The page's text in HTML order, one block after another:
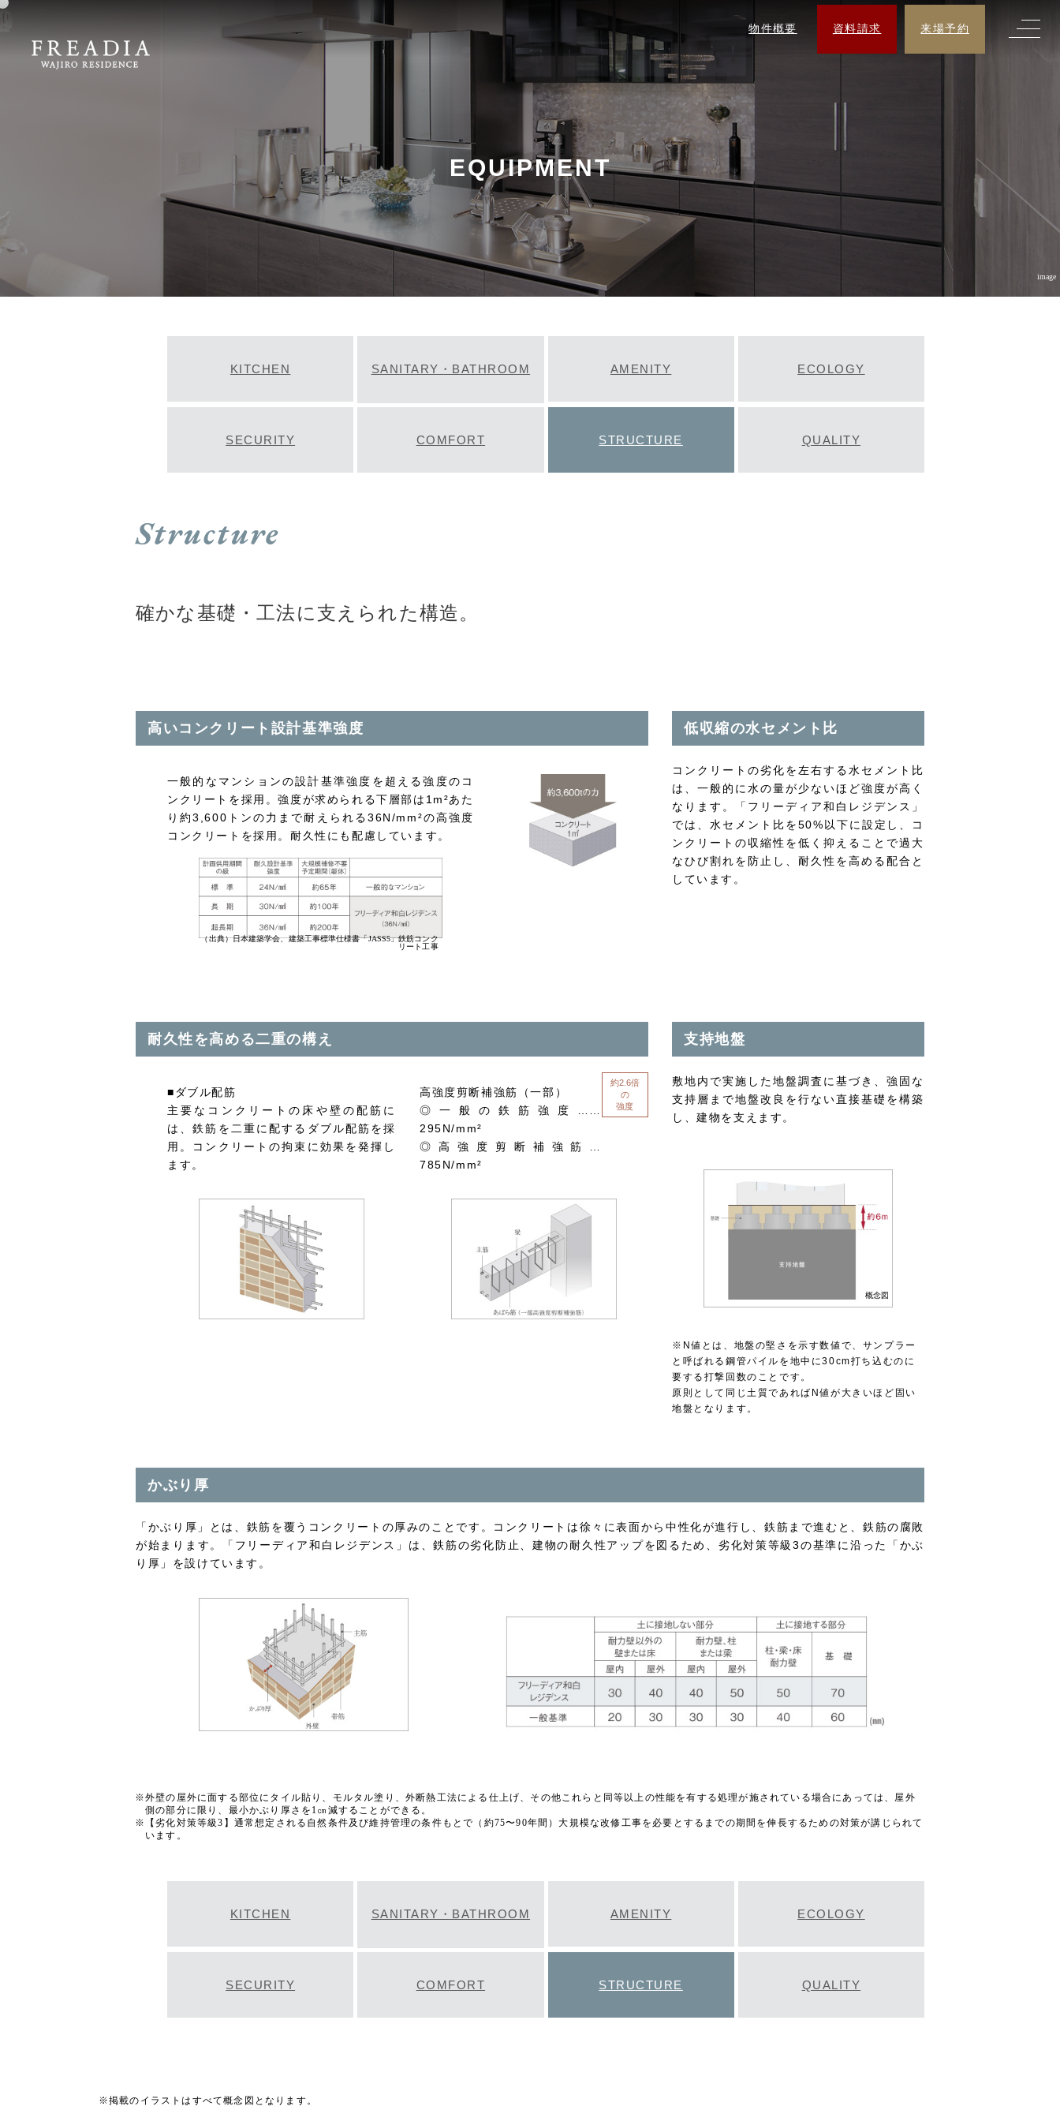
物件概要 資料請求 来場予約
EQUIPMENT
image
KITCHEN SANITARY・BATHROOM AMENITY ECOLOGY
SECURITY COMFORT STRUCTURE QUALITY
Structure
確かな基礎・工法に支えられた構造。
高いコンクリート設計基準強度
一般的なマンションの設計基準強度を超える強度のコ
ンクリートを採用。強度が求められる下層部は1m²あた
り約3,600トンの力まで耐えられる36N/mm²の高強度
コンクリートを採用。耐久性にも配慮しています。
（出典）日本建築学会、建築工事標準仕様書「JASS5」鉄筋コンク
リート工事
低収縮の水セメント比
コンクリートの劣化を左右する水セメント比
は、一般的に水の量が少ないほど強度が高く
なります。「フリーディア和白レジデンス」
では、水セメント比を50%以下に設定し、コ
ンクリートの収縮性を低く抑えることで過大
なひび割れを防止し、耐久性を高める配合と
しています。
耐久性を高める二重の構え
■ダブル配筋
主要なコンクリートの床や壁の配筋に
は、鉄筋を二重に配するダブル配筋を採
用。コンクリートの拘束に効果を発揮し
ます。
高強度剪断補強筋（一部）
◎一般の鉄筋強度……
295N/mm²
◎高強度剪断補強筋…
785N/mm²
約2.6倍
の
強度
支持地盤
敷地内で実施した地盤調査に基づき、強固な
支持層まで地盤改良を行ない直接基礎を構築
し、建物を支えます。
概念図
※N値とは、地盤の堅さを示す数値で、サンプラー
と呼ばれる鋼管パイルを地中に30cm打ち込むのに
要する打撃回数のことです。
原則として同じ土質であればN値が大きいほど固い
地盤となります。
かぶり厚
「かぶり厚」とは、鉄筋を覆うコンクリートの厚みのことです。コンクリートは徐々に表面から中性化が進行し、鉄筋まで進むと、鉄筋の腐敗
が始まります。「フリーディア和白レジデンス」は、鉄筋の劣化防止、建物の耐久性アップを図るため、劣化対策等級3の基準に沿った「かぶ
り厚」を設けています。
外壁の屋外に面する部位にタイル貼り、モルタル塗り、外断熱工法による仕上げ、その他これらと同等以上の性能を有する処理が施されている場合にあっては、屋外
側の部分に限り、最小かぶり厚さを1㎝減することができる。
【劣化対策等級3】通常想定される自然条件及び維持管理の条件もとで（約75〜90年間）大規模な改修工事を必要とするまでの期間を伸長するための対策が講じられて
います。
KITCHEN SANITARY・BATHROOM AMENITY ECOLOGY
SECURITY COMFORT STRUCTURE QUALITY
掲載のイラストはすべて概念図となります。